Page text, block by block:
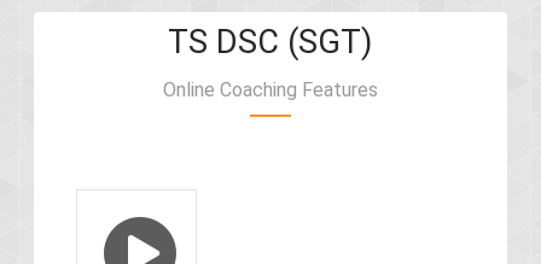
TS DSC (SGT)
Online Coaching Features